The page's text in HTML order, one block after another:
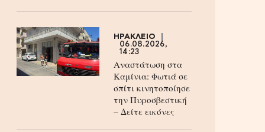
ΗΡΑΚΛΕΙΟ
06.08.2026,
14:23
Αναστάτωση στα
Καμίνια: Φωτιά σε
σπίτι κινητοποίησε
την Πυροσβεστική
– Δείτε εικόνες